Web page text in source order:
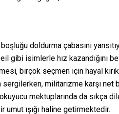
doldurma çabasını
gibi isimlerle hız kazandığını
birçok seçmen için hayal
militarizme karşı net
mektuplarında da sıkça
umut ışığı haline getirmektedir.